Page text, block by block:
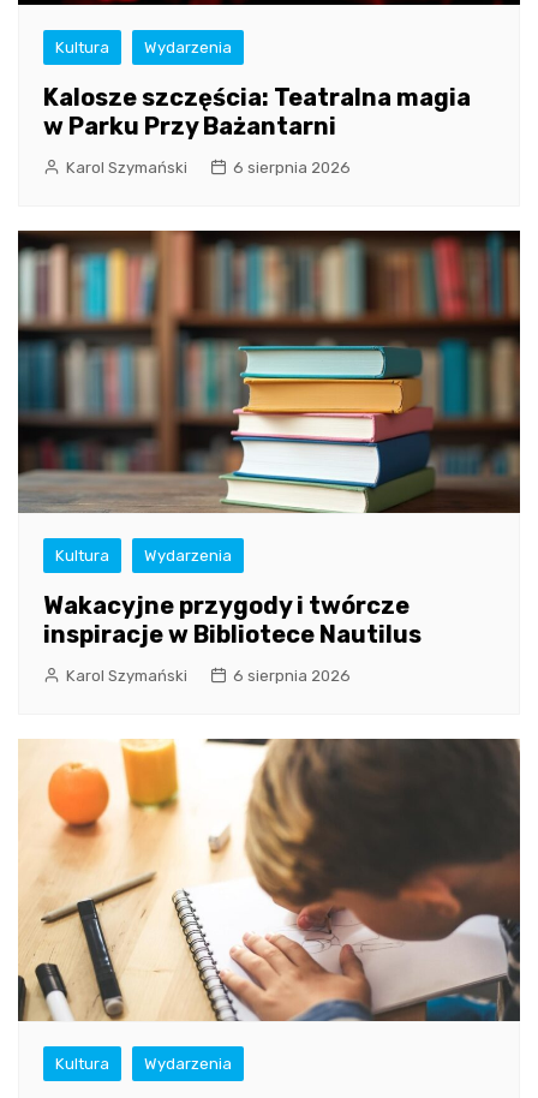
Kultura Wydarzenia
Kalosze szczęścia: Teatralna magia
w Parku Przy Bażantarni
Karol Szymański 6 sierpnia 2026
Kultura Wydarzenia
Wakacyjne przygody i twórcze
inspiracje w Bibliotece Nautilus
Karol Szymański 6 sierpnia 2026
Kultura Wydarzenia